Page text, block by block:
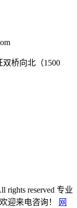
桥向北（1500
reserved 专业
迎来电咨询！ 网